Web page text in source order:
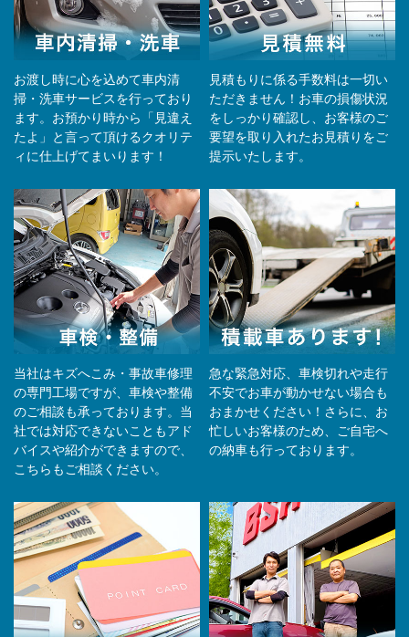
お渡し時に心を込めて車内清
掃・洗車サービスを行っており
ます。お預かり時から「見違え
たよ」と言って頂けるクオリテ
ィに仕上げてまいります！
見積もりに係る手数料は一切い
ただきません！お車の損傷状況
をしっかり確認し、お客様のご
要望を取り入れたお見積りをご
提示いたします。
当社はキズへこみ・事故車修理
の専門工場ですが、車検や整備
のご相談も承っております。当
社では対応できないこともアド
バイスや紹介ができますので、
こちらもご相談ください。
急な緊急対応、車検切れや走行
不安でお車が動かせない場合も
おまかせください！さらに、お
忙しいお客様のため、ご自宅へ
の納⾞も⾏っております。